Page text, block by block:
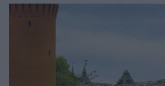
irodaházban, ahol a hűtés